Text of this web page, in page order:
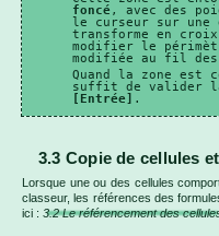
foncé, avec des
le curseur sur une
transforme en
modifier le
modifiée au fil des
Quand la zone est
suffit de valider
[Entrée]
.
3.3 Copie de cellules
Lorsque une ou des cellules
classeur, les références des
ici : 3.2 Le référencement des